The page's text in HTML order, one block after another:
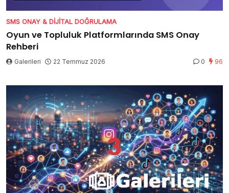
SMS ONAY & DIJITAL DOĞRULAMA
Oyun ve Topluluk Platformlarında SMS Onay
Rehberi
Galerileri 22 Temmuz 2026 0 96